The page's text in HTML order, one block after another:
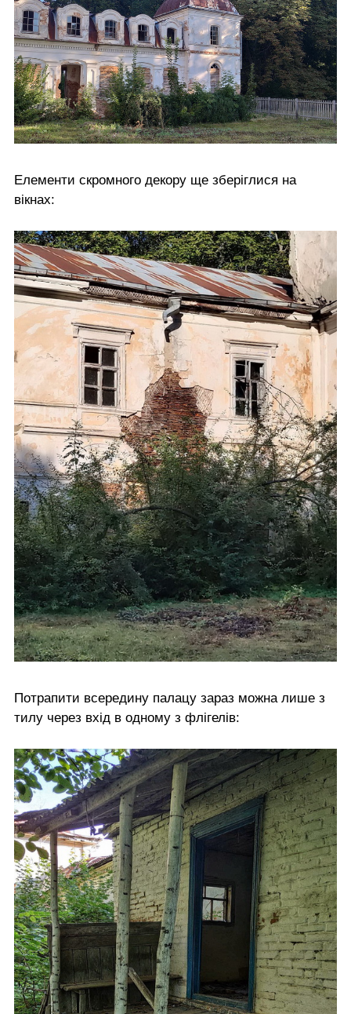
Елементи скромного декору ще зберіглися на
вікнах:
Потрапити всередину палацу зараз можна лише з
тилу через вхід в одному з флігелів: